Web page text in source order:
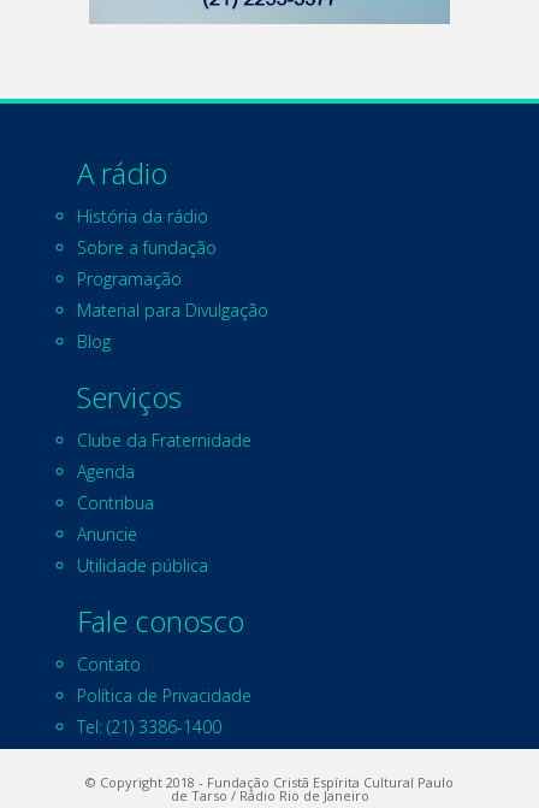
A rádio
História da rádio
Sobre a fundação
Programação
Material para Divulgação
Blog
Serviços
Clube da Fraternidade
Agenda
Contribua
Anuncie
Utilidade pública
Fale conosco
Contato
Política de Privacidade
Tel: (21) 3386-1400
© Copyright 2018 - Fundação Cristã Espírita Cultural Paulo
de Tarso / Rádio Rio de Janeiro